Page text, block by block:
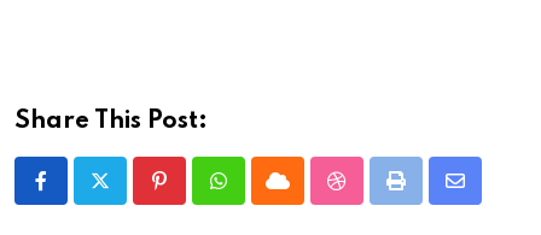
Share This Post: